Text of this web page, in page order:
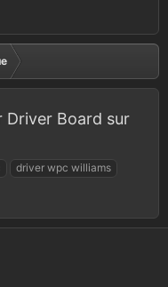
Driver Board sur
driver wpc williams